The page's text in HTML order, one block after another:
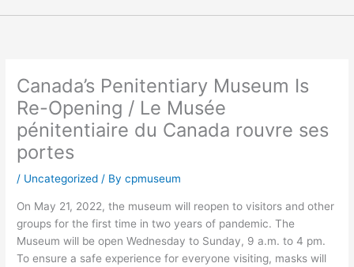
Canada’s Penitentiary Museum Is
Re-Opening / Le Musée
pénitentiaire du Canada rouvre ses
portes
/ Uncategorized / By cpmuseum
On May 21, 2022, the museum will reopen to visitors and other
groups for the first time in two years of pandemic. The
Museum will be open Wednesday to Sunday, 9 a.m. to 4 pm.
To ensure a safe experience for everyone visiting, masks will